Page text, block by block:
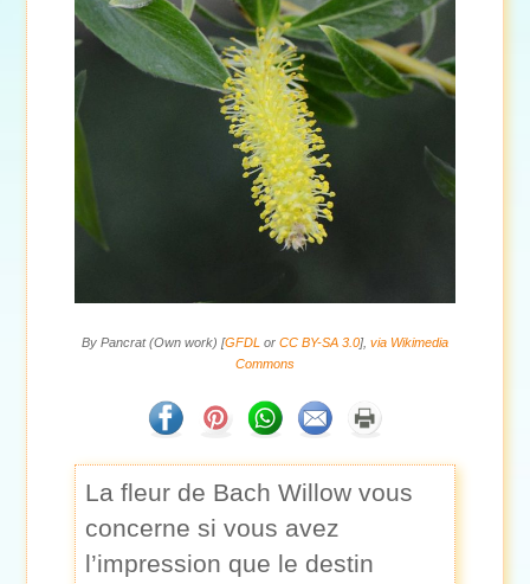
By Pancrat (Own work) [GFDL or CC BY-SA 3.0], via Wikimedia
Commons
La fleur de Bach Willow vous
concerne si vous avez
l’impression que le destin